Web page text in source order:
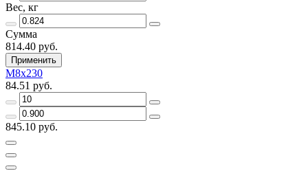
Вес, кг
Сумма
814.40 руб.
Применить
М8х230
84.51 руб.
845.10 руб.